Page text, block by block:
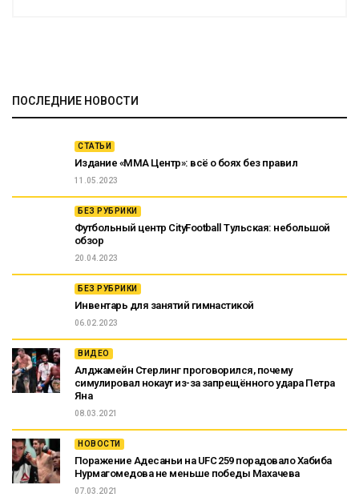
ПОСЛЕДНИЕ НОВОСТИ
СТАТЬИ
Издание «ММА Центр»: всё о боях без правил
11.05.2023
БЕЗ РУБРИКИ
Футбольный центр CityFootball Тульская: небольшой
обзор
20.04.2023
БЕЗ РУБРИКИ
Инвентарь для занятий гимнастикой
06.02.2023
ВИДЕО
Алджамейн Стерлинг проговорился, почему
симулировал нокаут из-за запрещённого удара Петра
Яна
08.03.2021
НОВОСТИ
Поражение Адесаньи на UFC 259 порадовало Хабиба
Нурмагомедова не меньше победы Махачева
07.03.2021